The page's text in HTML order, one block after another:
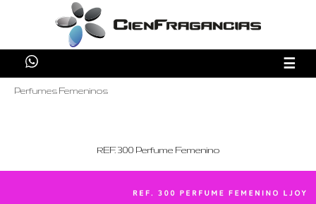
☰
Perfumes Femeninos
REF. 300 Perfume Femenino